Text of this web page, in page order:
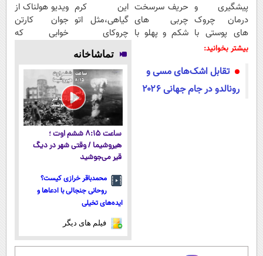
پیشگیری و
درمان چروک
های پوستی با
این روش امن
حریف سرسخت
چربی های
شکم و پهلو با
این کرم
گیاهی،مثل اتو
چروکای
پوستتوصاف
میکنه!50%تخفیف
ویدیو هولناک از
جوان کارتن
خوابی که
بیشتر بخوانید:
تقابل اشک‌های مسی و
رونالدو در جام جهانی ۲۰۲۶
تماشاخانه
ساعت ۸:۱۵ ششم اوت ؛
هیروشیما / وقتی شهر در دیگ
قیر می‌جوشید
محمدباقر خرازی کیست؟
روحانی جنجالی با ادعاها و
ایده‌های تخیلی
فیلم های دیگر